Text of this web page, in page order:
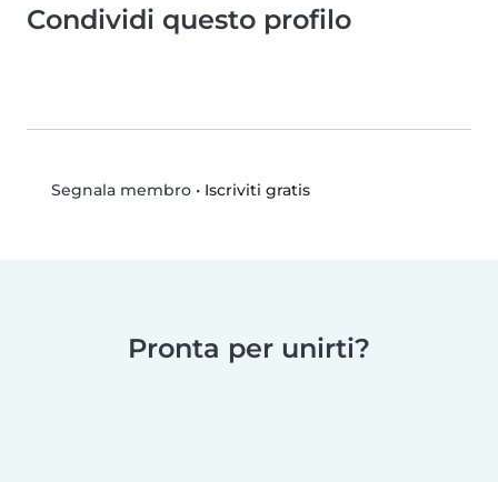
Condividi questo profilo
Segnala membro• Iscriviti gratis
Pronta per unirti?